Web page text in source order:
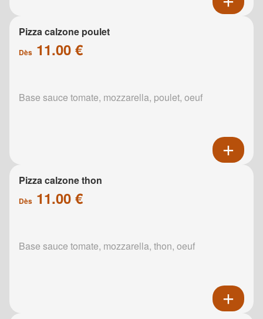
Pizza calzone poulet
Dès 11.00 €
Base sauce tomate, mozzarella, poulet, oeuf
Pizza calzone thon
Dès 11.00 €
Base sauce tomate, mozzarella, thon, oeuf